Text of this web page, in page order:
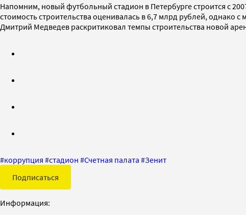
Напомним, новый футбольный стадион в Петербурге строится с
стоимость строительства оценивалась в 6,7 млрд рублей, однако
Дмитрий Медведев раскритиковал темпы строительства новой
#коррупция #стадион #Счетная палата #Зенит
Подписаться
Информация: